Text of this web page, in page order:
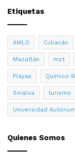
Etiquetas
AMLO Culiacán
Mazatlán mzt
Playas Quimico
Sinaloa turismo
Universidad
Quienes Somos